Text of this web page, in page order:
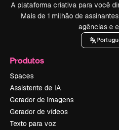
A plataforma criativa para você
Mais de 1 milhão de
agências e
Produtos
Spaces
Assistente de IA
Gerador de imagens
Gerador de vídeos
Texto para voz